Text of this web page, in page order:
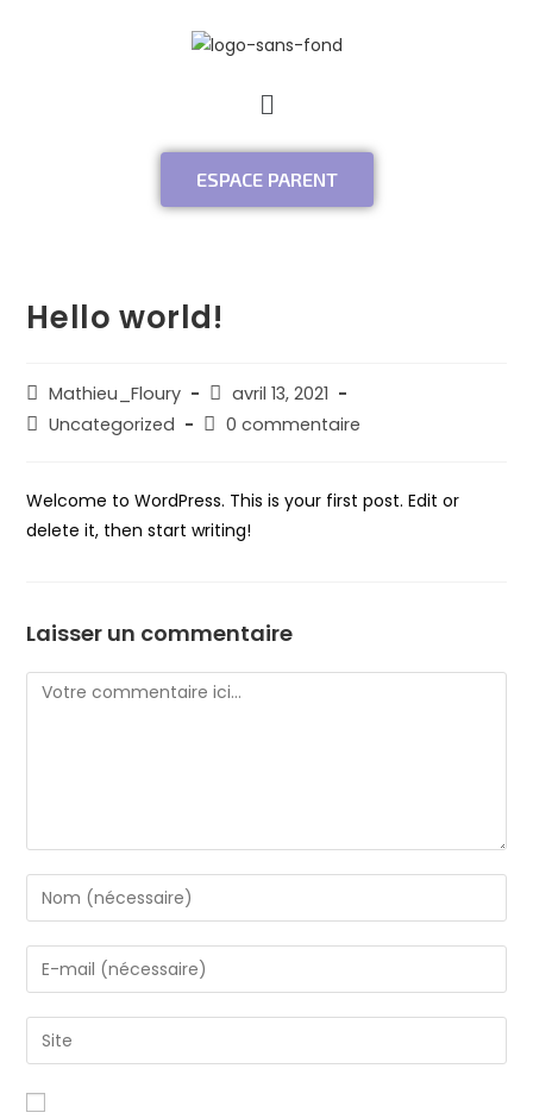
ESPACE PARENT
Hello world!
Mathieu_Floury
avril 13, 2021
Uncategorized
0 commentaire
Welcome to WordPress. This is your first post. Edit or
delete it, then start writing!
Laisser un commentaire